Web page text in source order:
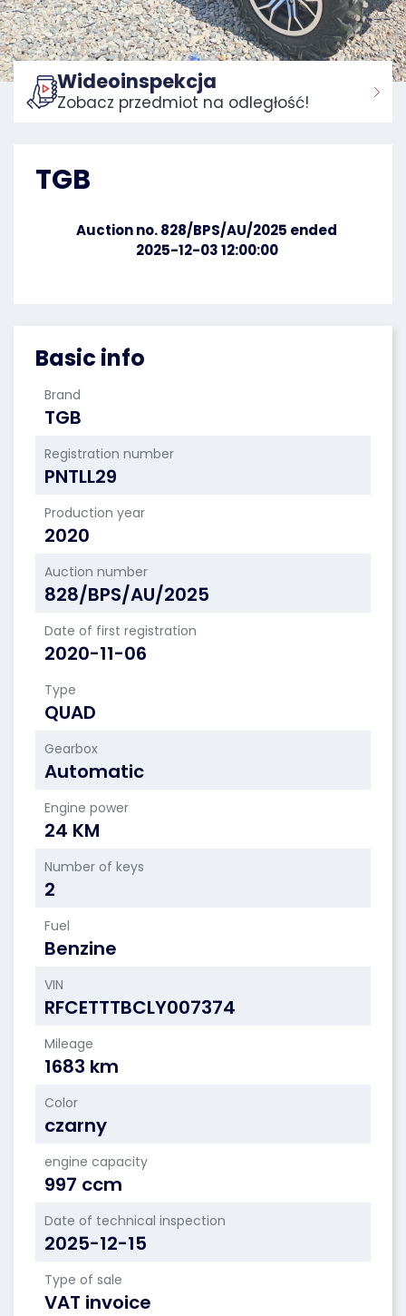
Home:
Basic info
Brand
TGB
Registration number
PNTLL29
Production year
2020
Auction number
828/BPS/AU/2025
Date of first registration
2020-11-06
Type
QUAD
Gearbox
Automatic
Engine power
24 KM
Number of keys
2
Fuel
Benzine
VIN
RFCETTTBCLY007374
Mileage
1683 km
Color
czarny
engine capacity
997 ccm
Date of technical inspection
2025-12-15
Type of sale
VAT invoice
Wideoinspekcja
Zobacz przedmiot na odległość!
TGB
Auction no. 828/BPS/AU/2025 ended
2025-12-03 12:00:00